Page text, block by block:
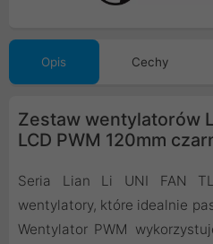
Opis Cechy
Zestaw wentylatorów
LCD PWM 120mm
Seria Lian Li UNI FAN
wentylatory, które idealnie
Wentylator PWM